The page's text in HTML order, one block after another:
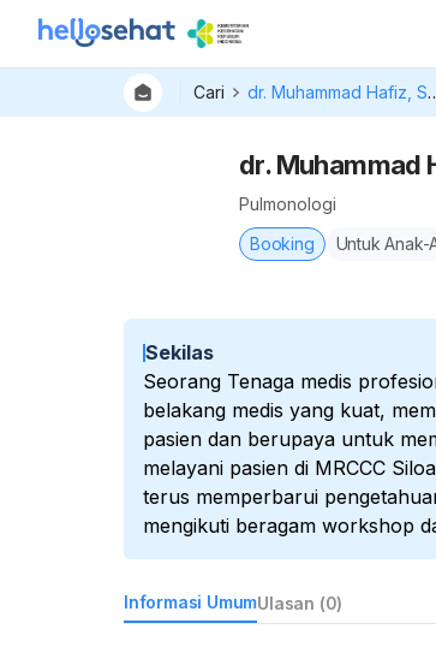
Cari dr.
dr. Muhammad
Pulmonologi
Booking
Untuk Anak-
Sekilas
Seorang Tenaga medis
belakang medis yang kuat,
pasien dan berupaya untuk
melayani pasien di MRCCC
terus memperbarui
mengikuti beragam workshop
Informasi UmumUlasan (0)